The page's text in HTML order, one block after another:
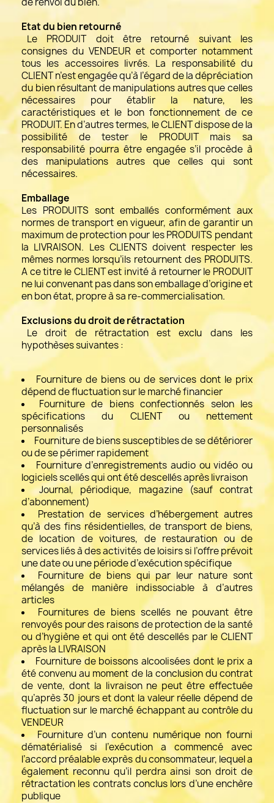
Etat du bien retourné
Le PRODUIT doit être retourné suivant les
consignes du VENDEUR et comporter notamment
tous les accessoires livrés. La responsabilité du
CLIENT n’est engagée qu’à l’égard de la dépréciation
du bien résultant de manipulations autres que celles
nécessaires pour établir la nature, les
caractéristiques et le bon fonctionnement de ce
PRODUIT. En d’autres termes, le CLIENT dispose de la
possibilité de tester le PRODUIT mais sa
responsabilité pourra être engagée s’il procède à
des manipulations autres que celles qui sont
nécessaires.
Emballage
Les PRODUITS sont emballés conformément aux
normes de transport en vigueur, afin de garantir un
maximum de protection pour les PRODUITS pendant
la LIVRAISON. Les CLIENTS doivent respecter les
mêmes normes lorsqu’ils retournent des PRODUITS.
A ce titre le CLIENT est invité à retourner le PRODUIT
ne lui convenant pas dans son emballage d’origine et
en bon état, propre à sa re-commercialisation.
Exclusions du droit de rétractation
Le droit de rétractation est exclu dans les
hypothèses suivantes :
Fourniture de biens ou de services dont le prix
dépend de fluctuation sur le marché financier
Fourniture de biens confectionnés selon les
spécifications du CLIENT ou nettement
personnalisés
Fourniture de biens susceptibles de se détériorer
ou de se périmer rapidement
Fourniture d’enregistrements audio ou vidéo ou
logiciels scellés qui ont été descellés après livraison
Journal, périodique, magazine (sauf contrat
d’abonnement)
Prestation de services d’hébergement autres
qu’à des fins résidentielles, de transport de biens,
de location de voitures, de restauration ou de
services liés à des activités de loisirs si l’offre prévoit
une date ou une période d’exécution spécifique
Fourniture de biens qui par leur nature sont
mélangés de manière indissociable à d’autres
articles
Fournitures de biens scellés ne pouvant être
renvoyés pour des raisons de protection de la santé
ou d’hygiène et qui ont été descellés par le CLIENT
après la LIVRAISON
Fourniture de boissons alcoolisées dont le prix a
été convenu au moment de la conclusion du contrat
de vente, dont la livraison ne peut être effectuée
qu’après 30 jours et dont la valeur réelle dépend de
fluctuation sur le marché échappant au contrôle du
VENDEUR
Fourniture d’un contenu numérique non fourni
dématérialisé si l’exécution a commencé avec
l’accord préalable exprès du consommateur, lequel a
également reconnu qu’il perdra ainsi son droit de
rétractation les contrats conclus lors d’une enchère
publique